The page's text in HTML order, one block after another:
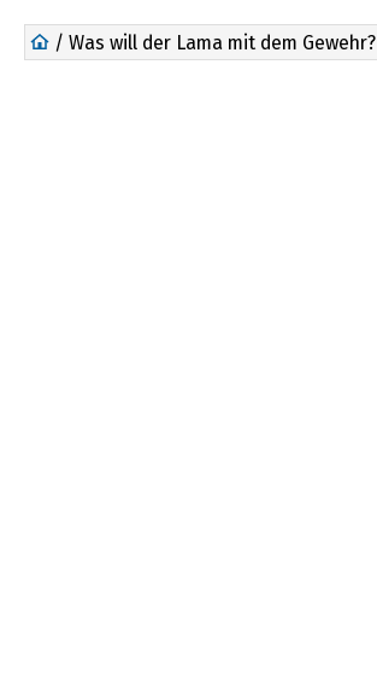
/ Was will der Lama mit dem Gewehr?